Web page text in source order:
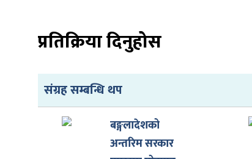
प्रतिक्रिया दिनुहोस
संग्रह सम्बन्धि थप
बङ्गलादेशको
अन्तरिम सरकार